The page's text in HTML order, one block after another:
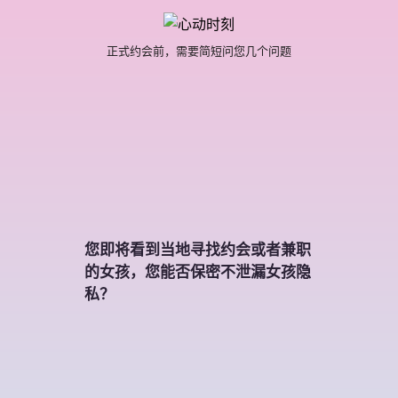
正式约会前，需要简短问您几个问题
您即将看到当地寻找约会或者兼职
的女孩，您能否保密不泄漏女孩隐
私？